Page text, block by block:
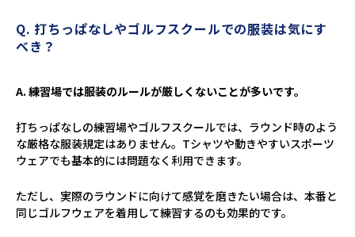
Q. 打ちっぱなしやゴルフスクールでの服装は気にす
べき？
A. 練習場では服装のルールが厳しくないことが多いです。
打ちっぱなしの練習場やゴルフスクールでは、ラウンド時のよう
な厳格な服装規定はありません。Tシャツや動きやすいスポーツ
ウェアでも基本的には問題なく利用できます。
ただし、実際のラウンドに向けて感覚を磨きたい場合は、本番と
同じゴルフウェアを着用して練習するのも効果的です。